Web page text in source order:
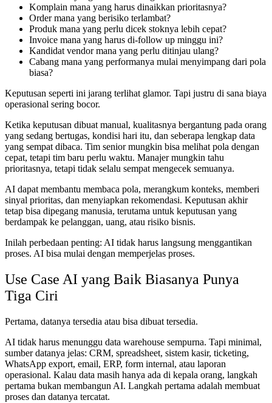
Komplain mana yang harus dinaikkan prioritasnya?
Order mana yang berisiko terlambat?
Produk mana yang perlu dicek stoknya lebih cepat?
Invoice mana yang harus di-follow up minggu ini?
Kandidat vendor mana yang perlu ditinjau ulang?
Cabang mana yang performanya mulai menyimpang dari pola
biasa?
Keputusan seperti ini jarang terlihat glamor. Tapi justru di sana biaya
operasional sering bocor.
Ketika keputusan dibuat manual, kualitasnya bergantung pada orang
yang sedang bertugas, kondisi hari itu, dan seberapa lengkap data
yang sempat dibaca. Tim senior mungkin bisa melihat pola dengan
cepat, tetapi tim baru perlu waktu. Manajer mungkin tahu
prioritasnya, tetapi tidak selalu sempat mengecek semuanya.
AI dapat membantu membaca pola, merangkum konteks, memberi
sinyal prioritas, dan menyiapkan rekomendasi. Keputusan akhir
tetap bisa dipegang manusia, terutama untuk keputusan yang
berdampak ke pelanggan, uang, atau risiko bisnis.
Inilah perbedaan penting: AI tidak harus langsung menggantikan
proses. AI bisa mulai dengan memperjelas proses.
Use Case AI yang Baik Biasanya Punya
Tiga Ciri
Pertama, datanya tersedia atau bisa dibuat tersedia.
AI tidak harus menunggu data warehouse sempurna. Tapi minimal,
sumber datanya jelas: CRM, spreadsheet, sistem kasir, ticketing,
WhatsApp export, email, ERP, form internal, atau laporan
operasional. Kalau data masih hanya ada di kepala orang, langkah
pertama bukan membangun AI. Langkah pertama adalah membuat
proses dan datanya tercatat.